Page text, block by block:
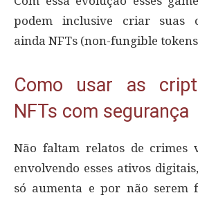
podem inclusive criar suas
ainda NFTs (non-fungible
Como usar as
NFTs com segurança
Não faltam relatos de crimes
envolvendo esses ativos
só aumenta e por não serem